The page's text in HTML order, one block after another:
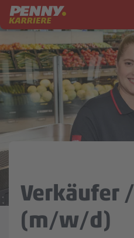
Zum Inhalt springen
PENNY als
Zentrale
Mein
Verkäufer
(m/w/d)